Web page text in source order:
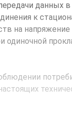
данных
к
на
одиночной